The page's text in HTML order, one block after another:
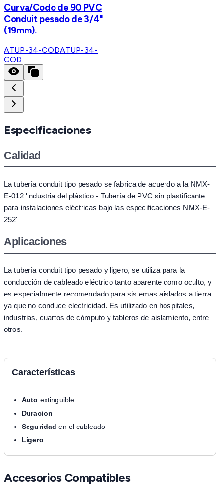
Curva/Codo de 90 PVC
Conduit pesado de 3/4"
(19mm).
ATUP-34-CODATUP-34-
COD
Especificaciones
Calidad
La tubería conduit tipo pesado se fabrica de acuerdo a la NMX-
E-012 'Industria del plástico - Tubería de PVC sin plastificante
para instalaciones eléctricas bajo las especificaciones NMX-E-
252'
Aplicaciones
La tubería conduit tipo pesado y ligero, se utiliza para la
conducción de cableado eléctrico tanto aparente como oculto, y
es especialmente recomendado para sistemas aislados a tierra
ya que no conduce electricidad. Es utilizado en hospitales,
industrias, cuartos de cómputo y tableros de aislamiento, entre
otros.
Características
Auto extinguible
Duracion
Seguridad en el cableado
Ligero
Accesorios Compatibles